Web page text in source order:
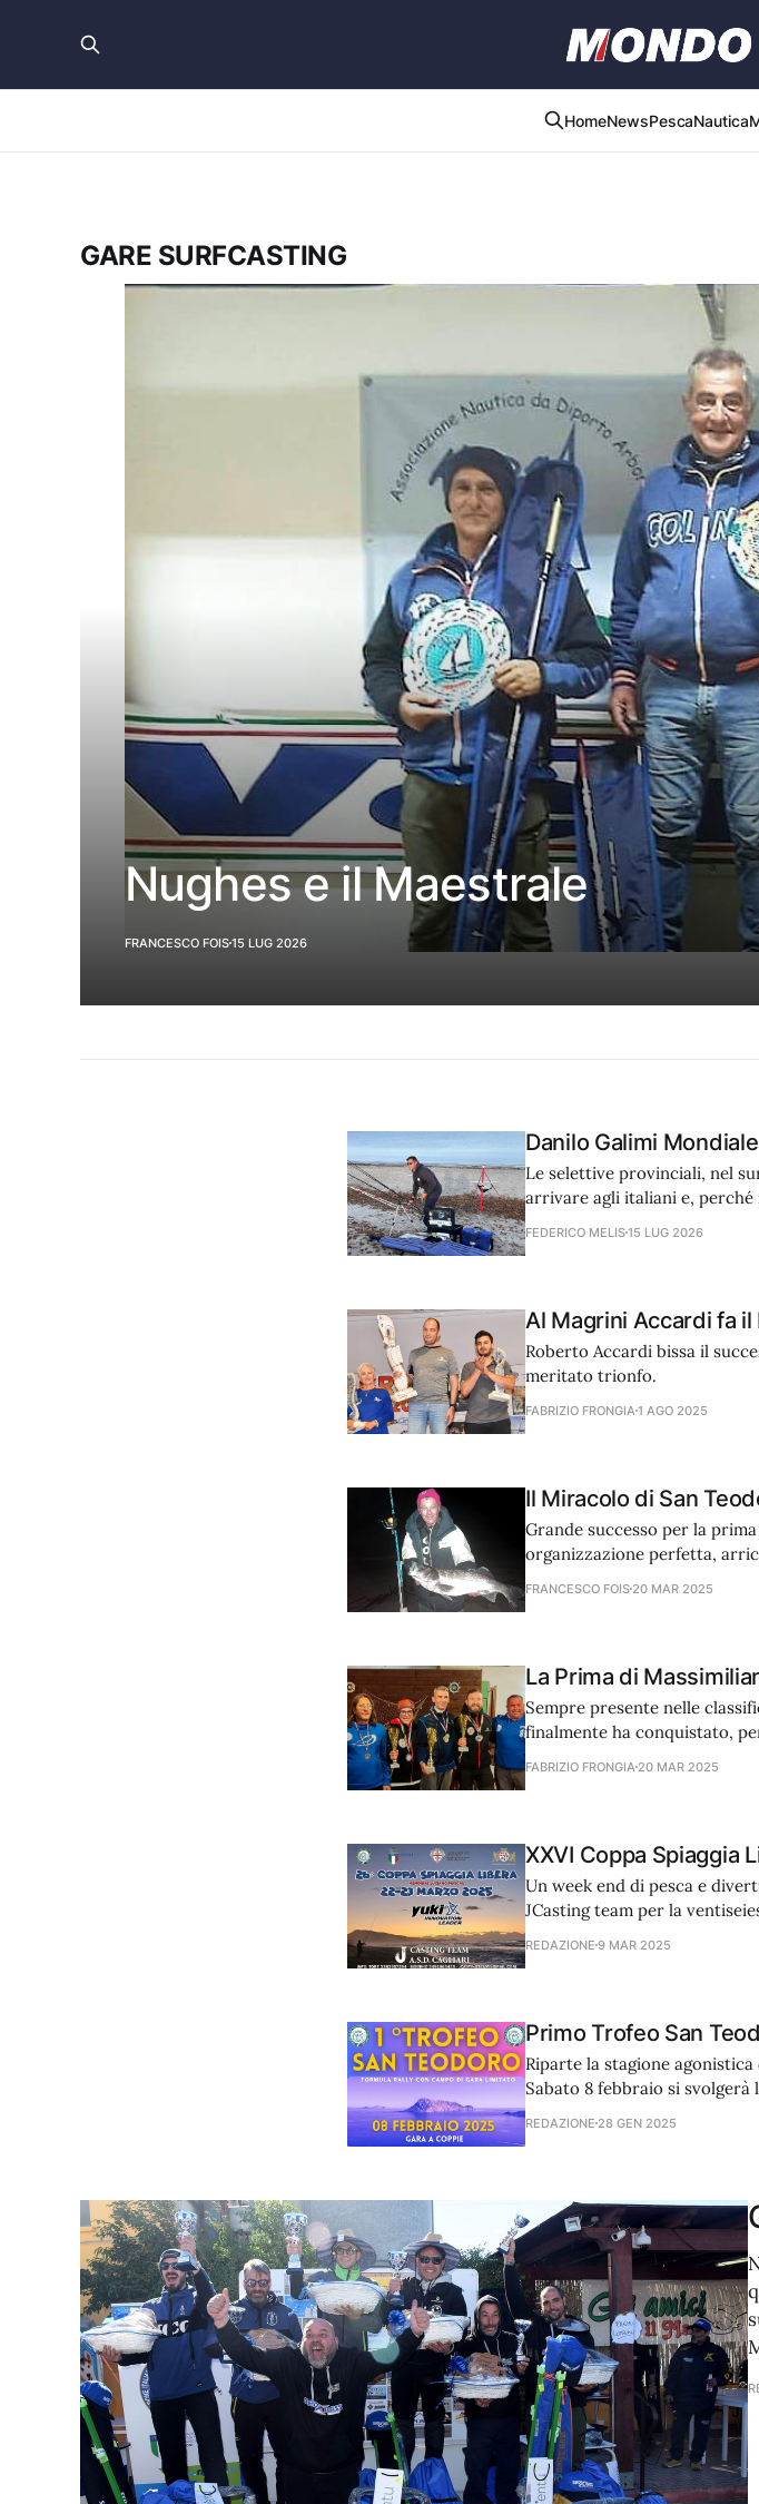
HomeNewsPescaNautica
GARE SURFCASTING
Nughes e il Maestrale
FRANCESCO FOIS15 LUG 2026
Danilo Galimi Mondiale
Le selettive provinciali, nel
arrivare agli italiani e,
FEDERICO MELIS15 LUG 2026
Al Magrini Accardi fa il
Roberto Accardi bissa il
meritato trionfo.
FABRIZIO FRONGIA1 AGO 2025
Il Miracolo di San
Grande successo per la
organizzazione perfetta,
FRANCESCO FOIS 20 MAR 2025
La Prima di
Sempre presente nelle
finalmente ha conquistato,
FABRIZIO FRONGIA 20 MAR 2025
XXVI Coppa Spiaggia
Un week end di pesca e
JCasting team per la
REDAZIONE 9 MAR 2025
Primo Trofeo San
Riparte la stagione
Sabato 8 febbraio si
REDAZIONE 28 GEN 2025